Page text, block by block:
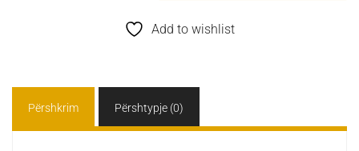
Add to wishlist
Përshkrim Përshtypje (0)